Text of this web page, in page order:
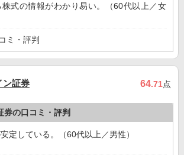
式の情報がわかり易い。（60代以上／女
ミ・評判
ン証券 64.71点
券の口コミ・評判
定している。（60代以上／男性）